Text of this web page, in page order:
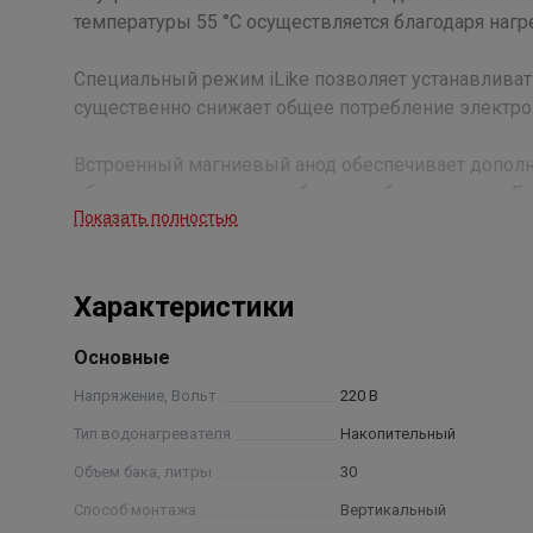
температуры 55 °С осуществляется благодаря
Специальный режим iLike позволяет
существенно снижает общее потребление
Встроенный магниевый анод обеспечивает
термоизолирующему материалу вода дольше
● Внутренние резервуары из
● Высококачественный медный нагревательный
● Узкий корпус диаметром всего 27 см.
● Современный пенополиуретановый
внутренним баком и корпусом
Показать полностью
Характеристики
Основные
Напряжение, Вольт 220 В
Тип водонагревателя Накопительный
Объем бака, литры 30
Способ монтажа Вертикальный